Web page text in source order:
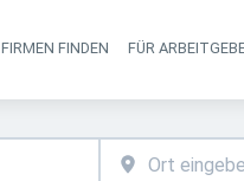
FIRMEN FINDEN FÜR